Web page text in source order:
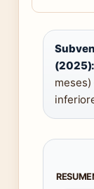
(2025):
meses)